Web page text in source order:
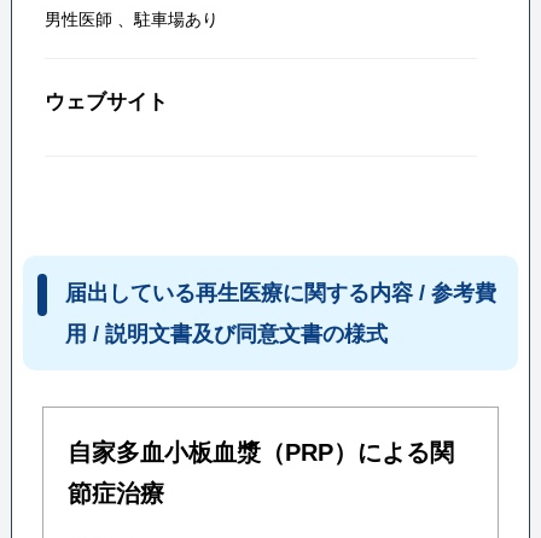
男性医師 駐車場あり
ウェブサイト
届出している再生医療に関する内容 / 参考費
用 / 説明文書及び同意文書の様式
自家多血小板血漿（PRP）による関
節症治療